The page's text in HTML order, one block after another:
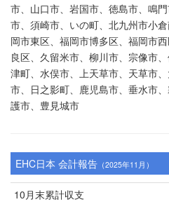
市、山口市、岩国市、徳島市、鳴
市、須崎市、いの町、北九州市小
岡市東区、福岡市博多区、福岡市
良区、久留米市、柳川市、宗像市
津町、水俣市、上天草市、天草市
市、日之影町、鹿児島市、垂水市
護市、豊見城市
EHC日本 会計報告 （2025年11月）
10月末累計収支